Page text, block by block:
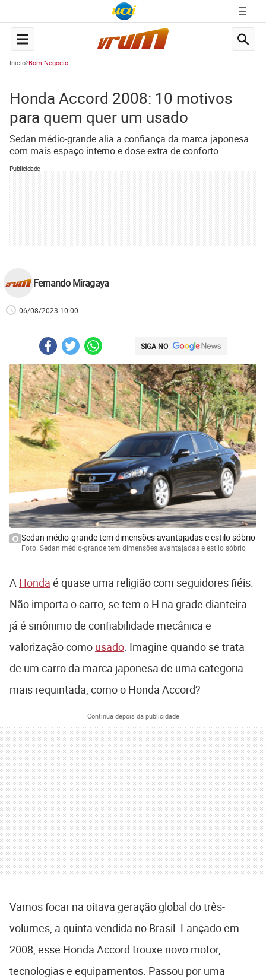
Início Bom Negócio
Honda Accord 2008: 10 motivos
para quem quer um usado
Sedan médio-grande alia a confiança da marca japonesa
com mais espaço interno e dose extra de conforto
Publicidade
Fernando Miragaya
06/08/2023 10:00
SIGA NO
Sedan médio-grande tem dimensões avantajadas e estilo sóbrio
Foto: Sedan médio-grande tem dimensões avantajadas e estilo sóbrio
A Honda é quase uma religião com seguidores fiéis.
Não importa o carro, se tem o H na grade dianteira
já é sinônimo de confiabilidade mecânica e
valorização como usado. Imagine quando se trata
de um carro da marca japonesa de uma categoria
mais requintada, como o Honda Accord?
Continua depois da publicidade
Vamos focar na oitava geração global do três-
volumes, a quinta vendida no Brasil. Lançado em
2008, esse Honda Accord trouxe novo motor,
tecnologias e equipamentos. Passou por uma